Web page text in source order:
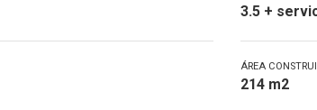
3.5 +
ÁREA
214 m2